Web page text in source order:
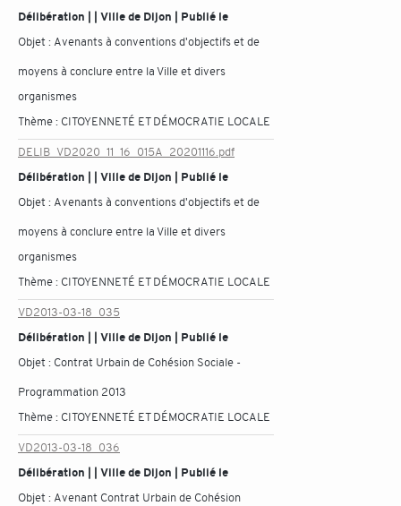
Délibération | | Ville de Dijon | Publié le
Objet : Avenants à conventions d'objectifs et de
moyens à conclure entre la Ville et divers
organismes
Thème : CITOYENNETÉ ET DÉMOCRATIE LOCALE
DELIB_VD2020_11_16_015A_20201116.pdf
Délibération | | Ville de Dijon | Publié le
Objet : Avenants à conventions d'objectifs et de
moyens à conclure entre la Ville et divers
organismes
Thème : CITOYENNETÉ ET DÉMOCRATIE LOCALE
VD2013-03-18_035
Délibération | | Ville de Dijon | Publié le
Objet : Contrat Urbain de Cohésion Sociale -
Programmation 2013
Thème : CITOYENNETÉ ET DÉMOCRATIE LOCALE
VD2013-03-18_036
Délibération | | Ville de Dijon | Publié le
Objet : Avenant Contrat Urbain de Cohésion